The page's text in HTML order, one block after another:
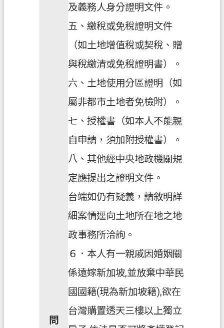
及義務人身分證明文件。
五、繳稅或免稅證明文件
（如土地增值稅或契稅、贈
與稅繳清或免稅證明書）。
六、土地使用分區證明（如
屬非都市土地者免檢附）。
七、授權書（如本人不能親
自申請，須加附授權書）。
八、其他經中央地政機關規
定應提出之證明文件。
台端如仍有疑義，請敘明詳
細案情逕向土地所在地之地
政事務所洽詢。
問
６．本人有一親戚因婚姻關
係遠嫁新加坡,並放棄中華民
國國籍(現為新加坡籍),欲在
台灣購置透天三樓以上獨立